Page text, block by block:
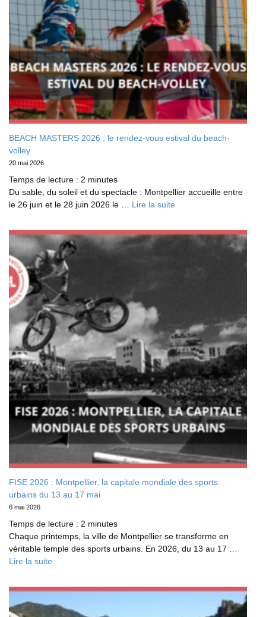
BEACH MASTERS 2026 : le rendez‑vous estival du beach-
volley
20 mai 2026
Temps de lecture : 2 minutes
Du sable, du soleil et du spectacle : Montpellier accueille entre
le 26 juin et le 28 juin 2026 le … Lire la suite
FISE 2026 : Montpellier, la capitale mondiale des sports
urbains du 13 au 17 mai
6 mai 2026
Temps de lecture : 2 minutes
Chaque printemps, la ville de Montpellier se transforme en
véritable temple des sports urbains. En 2026, du 13 au 17 …
Lire la suite